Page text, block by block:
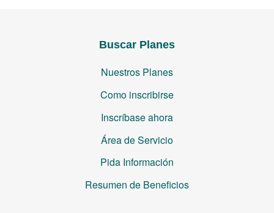
Buscar Planes
Nuestros Planes
Como inscribirse
Inscríbase ahora
Área de Servicio
Pida Información
Resumen de Beneficios